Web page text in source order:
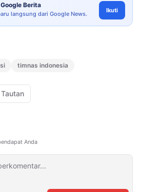
Berita
langsung dari Google News. Ikuti
timnas indonesia
Anda